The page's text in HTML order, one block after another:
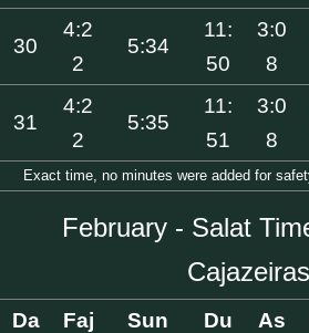
30
4:2
2
5:34
11:
50
3:0
8
31
4:2
2
5:35
11:
51
3:0
8
Exact time, no minutes were added for
February - Salat
Cajazeiras
Da
Faj
Sun
Du
As